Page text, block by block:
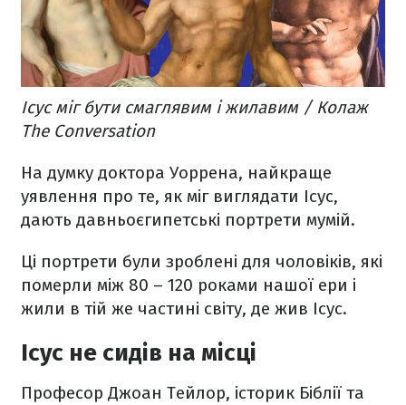
Ісус міг бути смаглявим і жилавим / Колаж
The Conversation
На думку доктора Уоррена, найкраще
уявлення про те, як міг виглядати Ісус,
дають давньоєгипетські портрети мумій.
Ці портрети були зроблені для чоловіків, які
померли між 80 – 120 роками нашої ери і
жили в тій же частині світу, де жив Ісус.
Ісус не сидів на місці
Професор Джоан Тейлор, історик Біблії та